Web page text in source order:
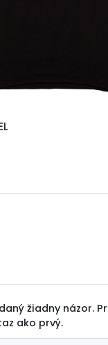
žiadny názor.
ako prvý.